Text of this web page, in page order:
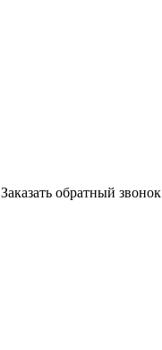
Заказать обратный звонок